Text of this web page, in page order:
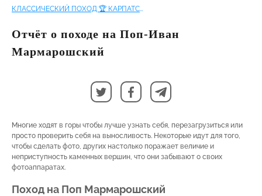
КЛАССИЧЕСКИЙ ПОХОД 🏆 КАРПАТСКИЕ АЛЬПЫ | ПОП-ИВАН МАРМАРОШСКИЙ
Отчёт о походе на Поп-Иван
Мармарошский
Многие ходят в горы чтобы лучше узнать себя, перезагрузиться или
просто проверить себя на выносливость. Некоторые идут для того,
чтобы сделать фото, других настолько поражает величие и
неприступность каменных вершин, что они забывают о своих
фотоаппаратах.
Поход на Поп Мармарошский